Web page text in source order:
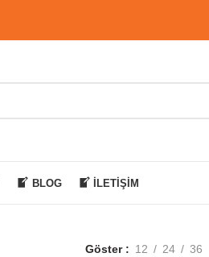
BLOG İLETIŞIM
Göster 12 24 36